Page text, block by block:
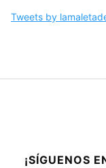
Tweets by
¡SÍGUENOS